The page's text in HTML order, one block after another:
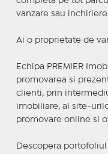
vanzare sau inchiriere.
Ai o proprietate de
Echipa PREMIER
promovarea si
clienti, prin
imobiliare, al site-
promovare online si
Descopera